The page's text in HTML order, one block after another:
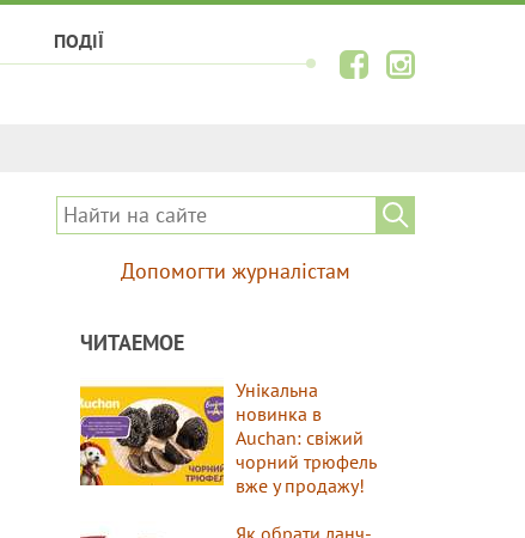
ПОДІЇ
Допомогти журналістам
ЧИТАЕМОЕ
Унікальна
новинка в
Auchan: свіжий
чорний трюфель
вже у продажу!
Як обрати ланч-